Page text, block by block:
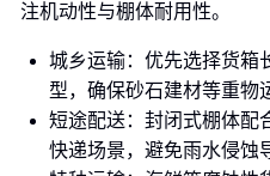
注机动性与棚体耐用性。
城乡运输：优先选择货箱
型，确保砂石建材等重物
短途配送：封闭式棚体配
快递场景，避免雨水侵蚀